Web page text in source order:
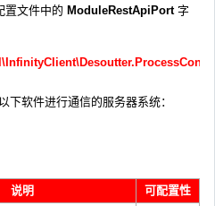
置文件中的 ModuleRestApiPort字
下软件进行通信的服务器系统：
说明 可配置性